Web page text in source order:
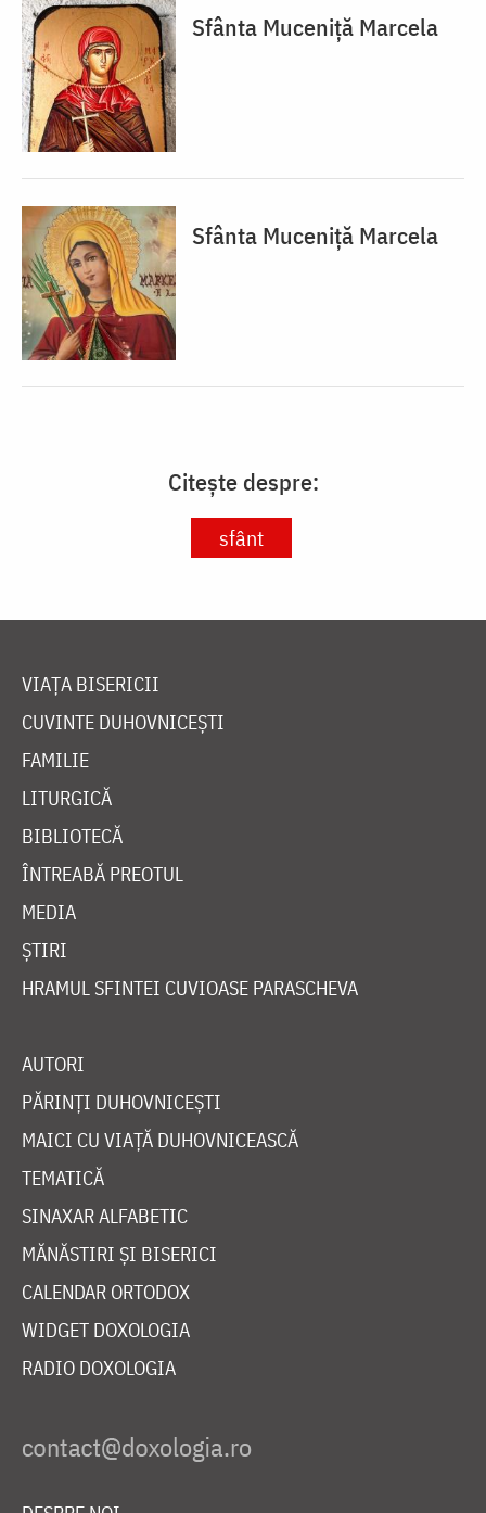
Sfânta Muceniță Marcela
Sfânta Muceniță Marcela
Citește despre:
sfânt
VIAȚA BISERICII
CUVINTE DUHOVNICEȘTI
FAMILIE
LITURGICĂ
BIBLIOTECĂ
ÎNTREABĂ PREOTUL
MEDIA
ȘTIRI
HRAMUL SFINTEI CUVIOASE PARASCHEVA
AUTORI
PĂRINȚI DUHOVNICEȘTI
MAICI CU VIAȚĂ DUHOVNICEASCĂ
TEMATICĂ
SINAXAR ALFABETIC
MĂNĂSTIRI ȘI BISERICI
CALENDAR ORTODOX
WIDGET DOXOLOGIA
RADIO DOXOLOGIA